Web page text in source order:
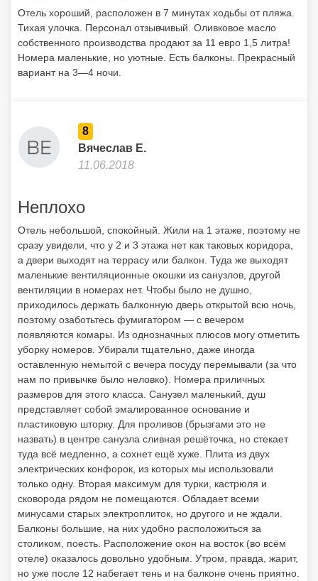
Отель хороший, расположен в 7 минутах ходьбы от пляжа.
Тихая улочка. Персонал отзывчивый. Оливковое масло
собственного производства продают за 11 евро 1,5 литра!
Номера маленькие, но уютные. Есть балконы. Прекрасный
вариант на 3—4 ночи.
8
Вячеслав Е.
11.06.2018
Неплохо
Отель небольшой, спокойный. Жили на 1 этаже, поэтому не
сразу увидели, что у 2 и 3 этажа нет как таковых коридора,
а двери выходят на террасу или балкон. Туда же выходят
маленькие вентиляционные окошки из санузлов, другой
вентиляции в номерах нет. Чтобы было не душно,
приходилось держать балконную дверь открытой всю ночь,
поэтому озаботьтесь фумигатором — с вечером
появляются комары. Из однозначных плюсов могу отметить
уборку номеров. Убирали тщательно, даже иногда
оставленную немытой с вечера посуду перемывали (за что
нам по привычке было неловко). Номера приличных
размеров для этого класса. Санузел маленький, душ
представляет собой эмалированное основание и
пластиковую шторку. Для проливов (брызгами это не
назвать) в центре санузла сливная решёточка, но стекает
туда всё медленно, а сохнет ещё хуже. Плита из двух
электрических конфорок, из которых мы использовали
только одну. Вторая максимум для турки, кастрюля и
сковорода рядом не помещаются. Обладает всеми
минусами старых электроплиток, но другого и не ждали.
Балконы большие, на них удобно расположиться за
столиком, поесть. Расположение окон на восток (во всём
отеле) оказалось довольно удобным. Утром, правда, жарит,
но уже после 12 набегает тень и на балконе очень приятно.